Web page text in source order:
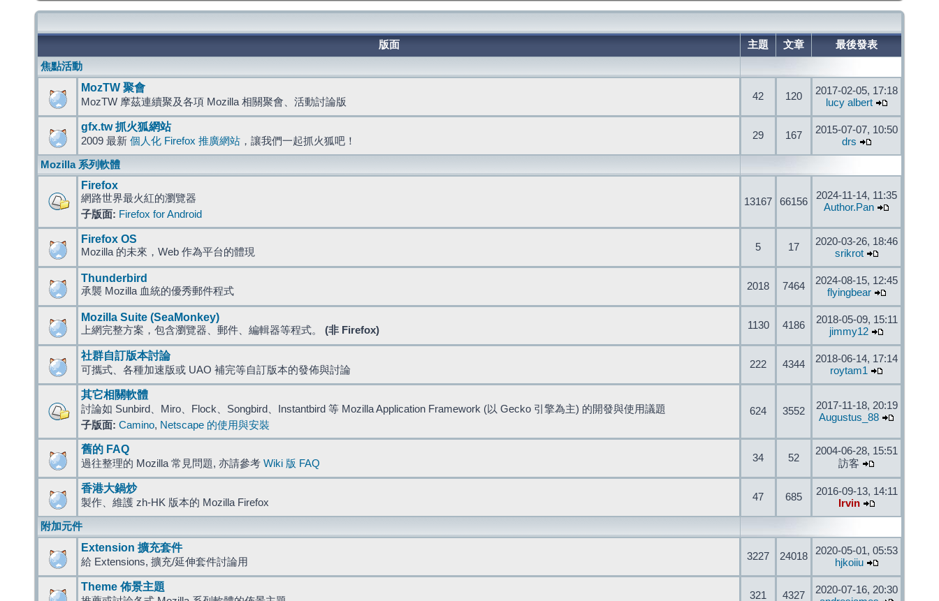
版面 主題 文章
最後發表
焦點活動
MozTW 聚會
MozTW 摩茲連續聚及各項 Mozilla 相關聚會、活動討論版 42 120
2017-02-05, 17:18
lucy albert
gfx.tw 抓火狐網站
2009 最新 個人化 Firefox 推廣網站 ，讓我們一起抓火狐吧！ 29 167
2015-07-07, 10:50
drs
Mozilla 系列軟體
Firefox
網路世界最火紅的瀏覽器
子版面: Firefox for Android
13167 66156
2024-11-14, 11:35
Author.Pan
Firefox OS
Mozilla 的未來，Web 作為平台的體現 5 17
2020-03-26, 18:46
srikrot
Thunderbird
承襲 Mozilla 血統的優秀郵件程式 2018 7464
2024-08-15, 12:45
flyingbear
Mozilla Suite (SeaMonkey)
上網完整方案，包含瀏覽器、郵件、編輯器等程式。 (非 Firefox) 1130 4186
2018-05-09, 15:11
jimmy12
社群自訂版本討論
可攜式、各種加速版或 UAO 補完等自訂版本的發佈與討論 222 4344
2018-06-14, 17:14
roytam1
其它相關軟體
討論如 Sunbird、Miro、Flock、Songbird、Instantbird 等 Mozilla Application Framework (以 Gecko 引擎為主) 的開發與使用議題
子版面: Camino, Netscape 的使用與安裝
624 3552
2017-11-18, 20:19
Augustus_88
舊的 FAQ
過往整理的 Mozilla 常見問題, 亦請參考 Wiki 版 FAQ 34 52
2004-06-28, 15:51
訪客
香港大鍋炒
製作、維護 zh-HK 版本的 Mozilla Firefox 47 685
2016-09-13, 14:11
Irvin
附加元件
Extension 擴充套件
給 Extensions, 擴充/延伸套件討論用 3227 24018
2020-05-01, 05:53
hjkoiiu
Theme 佈景主題
321 4327
2020-07-16, 20:30